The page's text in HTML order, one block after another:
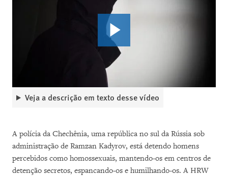
Veja a descrição em texto desse vídeo
A polícia da Chechênia, uma república no sul da Rússia sob
administração de Ramzan Kadyrov, está detendo homens
percebidos como homossexuais, mantendo-os em centros de
detenção secretos, espancando-os e humilhando-os. A HRW